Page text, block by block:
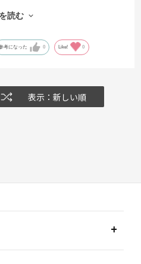
ンになっていたのに、この青見て
読む
考になった 0 Like! 0
表示：新しい順